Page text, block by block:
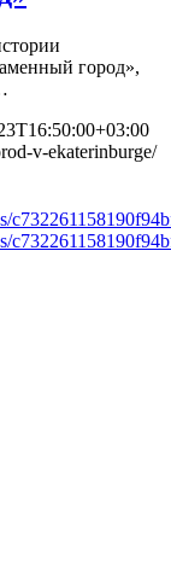
город»,
v-ekaterinburge/